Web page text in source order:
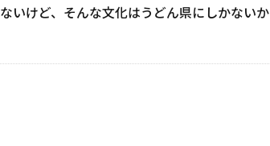
いけど、そんな文化はうどん県にしかないか